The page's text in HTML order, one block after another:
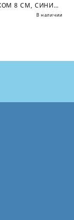
Н-Р ИЗ 4 ПЛАСТИКОВЫХ ШАРОВ С РИСУНКОМ 8 СМ, СИНИЙ+ЗОЛОТО/ПВХ КОР
В наличии